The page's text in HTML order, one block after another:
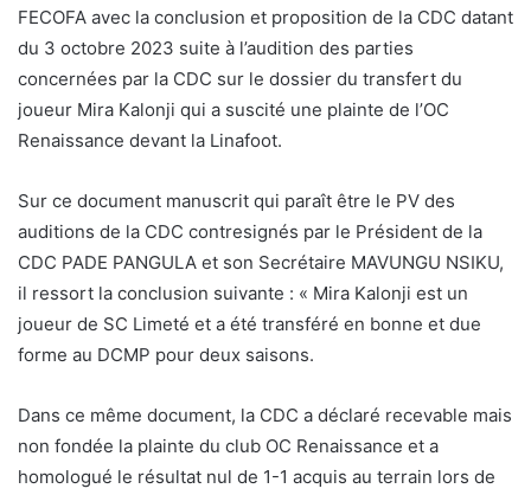
FECOFA avec la conclusion et proposition de la CDC datant
du 3 octobre 2023 suite à l’audition des parties
concernées par la CDC sur le dossier du transfert du
joueur Mira Kalonji qui a suscité une plainte de l’OC
Renaissance devant la Linafoot.
Sur ce document manuscrit qui paraît être le PV des
auditions de la CDC contresignés par le Président de la
CDC PADE PANGULA et son Secrétaire MAVUNGU NSIKU,
il ressort la conclusion suivante : « Mira Kalonji est un
joueur de SC Limeté et a été transféré en bonne et due
forme au DCMP pour deux saisons.
Dans ce même document, la CDC a déclaré recevable mais
non fondée la plainte du club OC Renaissance et a
homologué le résultat nul de 1-1 acquis au terrain lors de